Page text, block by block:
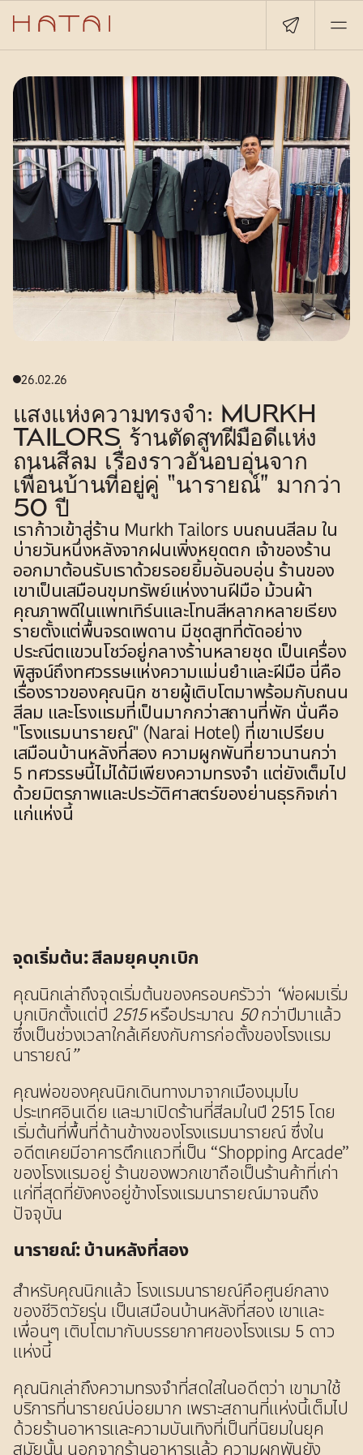
26.02.26
แสงแห่งความทรงจำ: MURKH
TAILORS ร้านตัดสูทฝีมือดีแห่ง
ถนนสีลม เรื่องราวอันอบอุ่นจาก
เพื่อนบ้านที่อยู่คู่ “นารายณ์” มากว่า
50 ปี
เราก้าวเข้าสู่ร้าน Murkh Tailors บนถนนสีลม ใน
บ่ายวันหนึ่งหลังจากฝนเพิ่งหยุดตก เจ้าของร้าน
ออกมาต้อนรับเราด้วยรอยยิ้มอันอบอุ่น ร้านของ
เขาเป็นเสมือนขุมทรัพย์แห่งงานฝีมือ ม้วนผ้า
คุณภาพดีในแพทเทิร์นและโทนสีหลากหลายเรียง
รายตั้งแต่พื้นจรดเพดาน มีชุดสูทที่ตัดอย่าง
ประณีตแขวนโชว์อยู่กลางร้านหลายชุด เป็นเครื่อง
พิสูจน์ถึงทศวรรษแห่งความแม่นยำและฝีมือ นี่คือ
เรื่องราวของคุณนิก ชายผู้เติบโตมาพร้อมกับถนน
สีลม และโรงแรมที่เป็นมากกว่าสถานที่พัก นั่นคือ
"โรงแรมนารายณ์" (Narai Hotel) ที่เขาเปรียบ
เสมือนบ้านหลังที่สอง ความผูกพันที่ยาวนานกว่า
5 ทศวรรษนี้ไม่ได้มีเพียงความทรงจำ แต่ยังเต็มไป
ด้วยมิตรภาพและประวัติศาสตร์ของย่านธุรกิจเก่า
แก่แห่งนี้
จุดเริ่มต้น: สีลมยุคบุกเบิก
คุณนิกเล่าถึงจุดเริ่มต้นของครอบครัวว่า “พ่อผมเริ่ม
บุกเบิกตั้งแต่ปี 2515 หรือประมาณ 50 กว่าปีมาแล้ว
ซึ่งเป็นช่วงเวลาใกล้เคียงกับการก่อตั้งของโรงแรม
นารายณ์”
คุณพ่อของคุณนิกเดินทางมาจากเมืองมุมไบ
ประเทศอินเดีย และมาเปิดร้านที่สีลมในปี 2515 โดย
เริ่มต้นที่พื้นที่ด้านข้างของโรงแรมนารายณ์ ซึ่งใน
อดีตเคยมีอาคารตึกแถวที่เป็น “Shopping Arcade”
ของโรงแรมอยู่ ร้านของพวกเขาถือเป็นร้านค้าที่เก่า
แก่ที่สุดที่ยังคงอยู่ข้างโรงแรมนารายณ์มาจนถึง
ปัจจุบัน
นารายณ์: บ้านหลังที่สอง
สำหรับคุณนิกแล้ว โรงแรมนารายณ์คือศูนย์กลาง
ของชีวิตวัยรุ่น เป็นเสมือนบ้านหลังที่สอง เขาและ
เพื่อนๆ เติบโตมากับบรรยากาศของโรงแรม 5 ดาว
แห่งนี้
คุณนิกเล่าถึงความทรงจำที่สดใสในอดีตว่า เขามาใช้
บริการที่นารายณ์บ่อยมาก เพราะสถานที่แห่งนี้เต็มไป
ด้วยร้านอาหารและความบันเทิงที่เป็นที่นิยมในยุค
สมัยนั้น นอกจากร้านอาหารแล้ว ความผูกพันยัง